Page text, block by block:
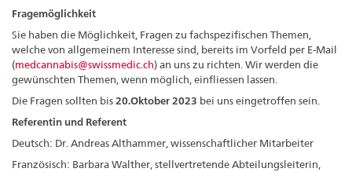
Fragemöglichkeit
Sie haben die Möglichkeit, Fragen zu fachspezifischen Themen,
welche von allgemeinem Interesse sind, bereits im Vorfeld per E-Mail
(medcannabis@swissmedic.ch) an uns zu richten. Wir werden die
gewünschten Themen, wenn möglich, einfliessen lassen.
Die Fragen sollten bis20.Oktober 2023 bei uns eingetroffen sein.
Referentin und Referent
Deutsch: Dr. Andreas Althammer, wissenschaftlicher Mitarbeiter
Französisch: Barbara Walther, stellvertretende Abteilungsleiterin,